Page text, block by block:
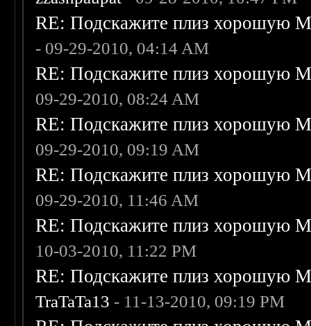
RE: Подскажите плиз хорошую
- 09-29-2010, 04:14 AM
RE: Подскажите плиз хорошую
09-29-2010, 08:24 AM
RE: Подскажите плиз хорошую
09-29-2010, 09:19 AM
RE: Подскажите плиз хорошую
09-29-2010, 11:46 AM
RE: Подскажите плиз хорошую
10-03-2010, 11:22 PM
RE: Подскажите плиз хорошую
TraTaTa13 - 11-13-2010, 09:19 PM